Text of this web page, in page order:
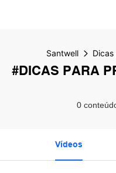
Santwell
#DICAS PARA
0
Vídeos